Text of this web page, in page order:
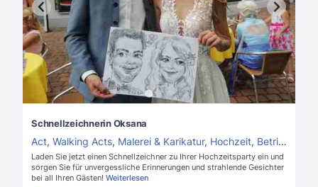
Schnellzeichnerin Oksana
Act, Walking Acts, Malerei & Karikatur, Hochzeit, Betriebsfeier
Laden Sie jetzt einen Schnellzeichner zu Ihrer Hochzeitsparty ein und
sorgen Sie für unvergessliche Erinnerungen und strahlende Gesichter
bei all Ihren Gästen! Weiterlesen